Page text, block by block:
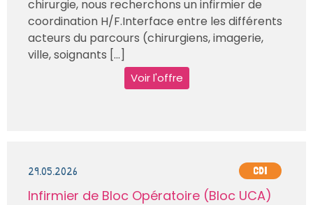
chirurgie, nous recherchons un infirmier de
coordination H/F.Interface entre les différents
acteurs du parcours (chirurgiens, imagerie,
ville, soignants [...]
Voir l'offre
29.05.2026 CDI
Infirmier de Bloc Opératoire (Bloc UCA)